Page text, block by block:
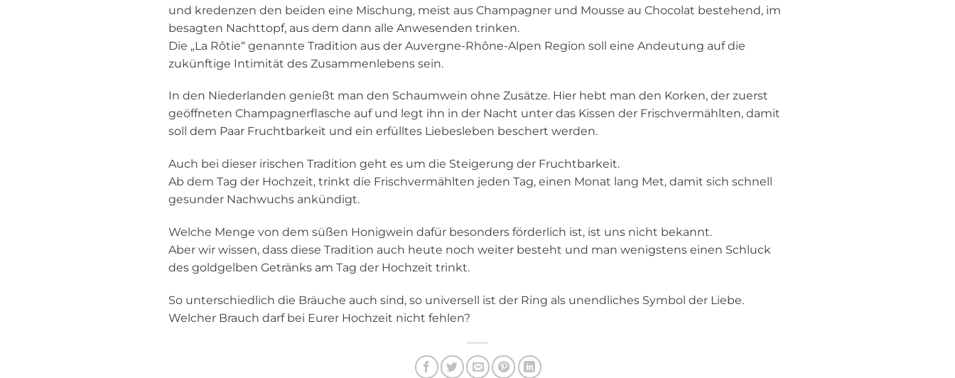
und kredenzen den beiden eine Mischung, meist aus Champagner und Mousse au Chocolat bestehend, im
besagten Nachttopf, aus dem dann alle Anwesenden trinken.
Die „La Rôtie“ genannte Tradition aus der Auvergne-Rhône-Alpen Region soll eine Andeutung auf die
zukünftige Intimität des Zusammenlebens sein.
In den Niederlanden genießt man den Schaumwein ohne Zusätze. Hier hebt man den Korken, der zuerst
geöffneten Champagnerflasche auf und legt ihn in der Nacht unter das Kissen der Frischvermählten, damit
soll dem Paar Fruchtbarkeit und ein erfülltes Liebesleben beschert werden.
Auch bei dieser irischen Tradition geht es um die Steigerung der Fruchtbarkeit.
Ab dem Tag der Hochzeit, trinkt die Frischvermählten jeden Tag, einen Monat lang Met, damit sich schnell
gesunder Nachwuchs ankündigt.
Welche Menge von dem süßen Honigwein dafür besonders förderlich ist, ist uns nicht bekannt.
Aber wir wissen, dass diese Tradition auch heute noch weiter besteht und man wenigstens einen Schluck
des goldgelben Getränks am Tag der Hochzeit trinkt.
So unterschiedlich die Bräuche auch sind, so universell ist der Ring als unendliches Symbol der Liebe.
Welcher Brauch darf bei Eurer Hochzeit nicht fehlen?